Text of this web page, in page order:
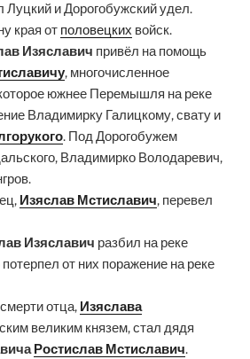
Луцкий и Дорогобужский удел.
края от половецких войск.
Изяславич привёл на помощь
, многочисленное
южнее Перемышля на реке
Владимирку Галицкому, свату и
. Под Дорогобужем
Владимирко Володаревич,
Изяслав Мстиславич, перевел
Изяславич разбил на реке
потерпел от них поражение на реке
отца, Изяслава
великим князем, стал дядя
Ростислав Мстиславич.